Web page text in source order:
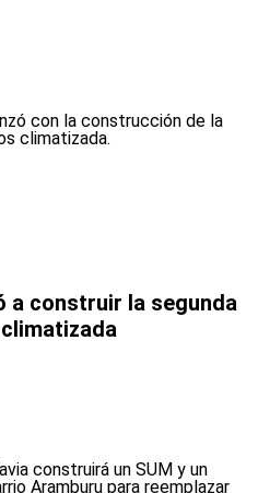
a construir la segunda